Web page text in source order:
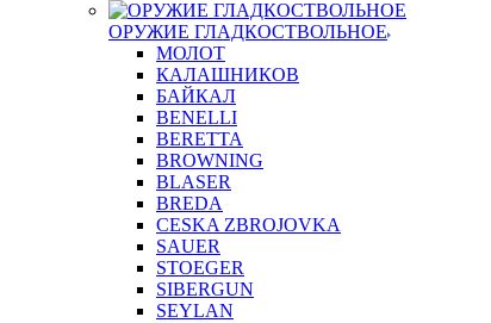
ОРУЖИЕ ГЛАДКОСТВОЛЬНОЕ
МОЛОТ
КАЛАШНИКОВ
БАЙКАЛ
BENELLI
BERETTA
BROWNING
BLASER
BREDA
CESKA ZBROJOVKA
SAUER
STOEGER
SIBERGUN
SEYLAN